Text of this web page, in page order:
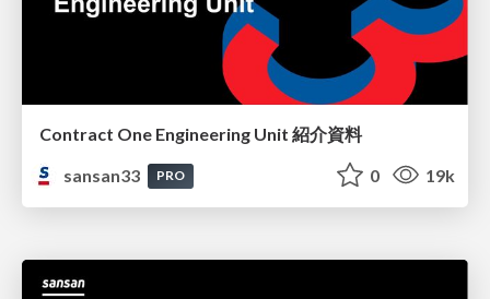
Contract One Engineering Unit 紹介資料
sansan33
PRO 0 19k